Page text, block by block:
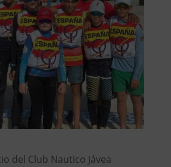
del Club Nautico Jávea